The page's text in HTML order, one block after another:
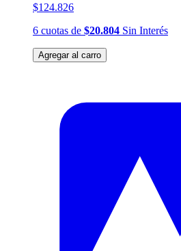
$124.826
6 cuotas de $20.804 Sin Interés
Agregar al carro